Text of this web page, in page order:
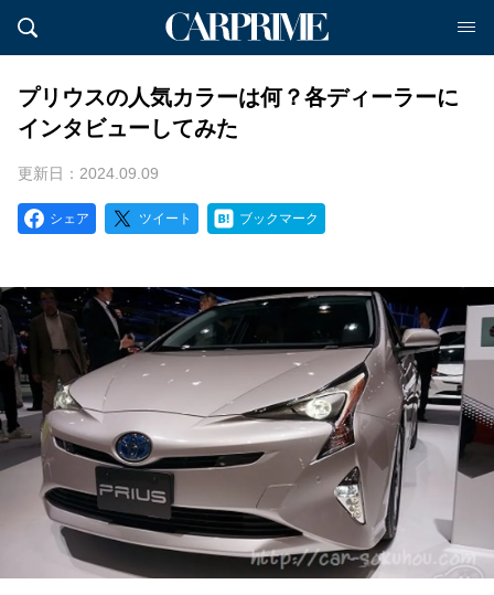
プリウスの人気カラーは何？各ディーラーに
インタビューしてみた
更新日：2024.09.09
シェア ツイート ブックマーク